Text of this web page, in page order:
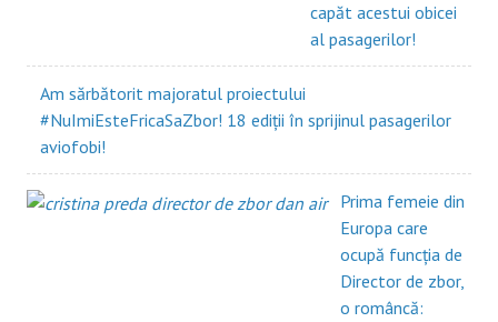
capăt acestui obicei
al pasagerilor!
Am sărbătorit majoratul proiectului
#NuImiEsteFricaSaZbor! 18 ediții în sprijinul pasagerilor
aviofobi!
Prima femeie din
Europa care
ocupă funcția de
Director de zbor,
o româncă: